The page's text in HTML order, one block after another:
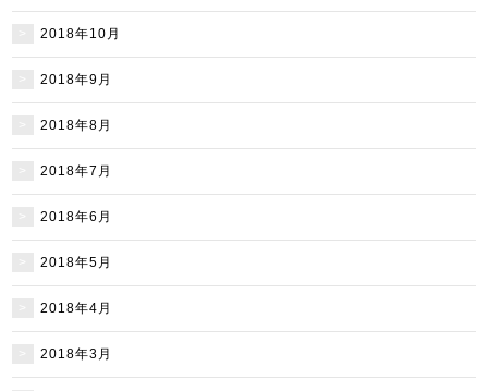
2018年10月
2018年9月
2018年8月
2018年7月
2018年6月
2018年5月
2018年4月
2018年3月